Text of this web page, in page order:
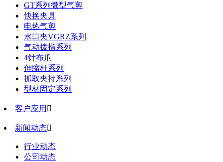
GT系列微型气剪
快换夹具
电热气剪
水口夹VGRZ系列
气动拨指系列
4针布爪
伸缩杆系列
抓取夹持系列
型材固定系列
客户应用 
新闻动态
行业动态
公司动态